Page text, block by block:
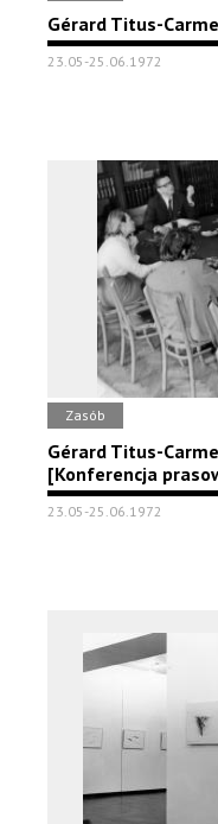
Gérard Titus-
23.05-25.06.1972
Zasób
Gérard Titus-
[Konferencja
23.05-25.06.1972